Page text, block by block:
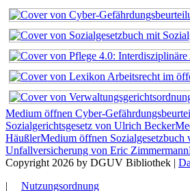
Medium öffnen Cyber-
Sozialgerichtsgesetz von Ulrich Becker
HäußlerMedium öffnen Sozialgesetzbuch
Unfallversicherung von Eric Zimmermann
Copyright 2026 by DGUV Bibliothek |
| Nutzungsordnung